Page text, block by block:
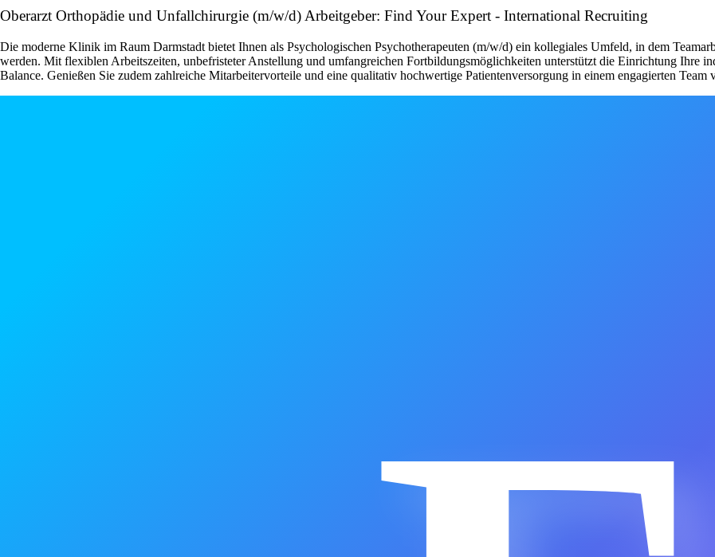
Oberarzt Orthopädie und Unfallchirurgie (m/w/d) Arbeitgeber: Find Your Expert - International Recruiting
Die moderne Klinik im Raum Darmstadt bietet Ihnen als Psychologischen Psychotherapeuten (m/w/d) ein kollegiales Umfeld, in dem
werden. Mit flexiblen Arbeitszeiten, unbefristeter Anstellung und umfangreichen Fortbildungsmöglichkeiten unterstützt die Einrichtung Ihre
Balance. Genießen Sie zudem zahlreiche Mitarbeitervorteile und eine qualitativ hochwertige Patientenversorgung in einem engagierten Team